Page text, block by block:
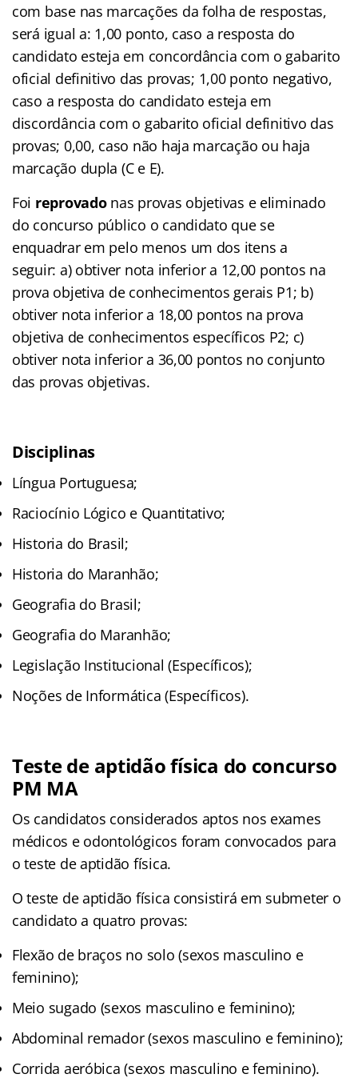
com base nas marcações da folha de respostas,
será igual a: 1,00 ponto, caso a resposta do
candidato esteja em concordância com o gabarito
oficial definitivo das provas; 1,00 ponto negativo,
caso a resposta do candidato esteja em
discordância com o gabarito oficial definitivo das
provas; 0,00, caso não haja marcação ou haja
marcação dupla (C e E).
Foi reprovadonas provas objetivas e eliminado
do concurso público o candidato que se
enquadrar em pelo menos um dos itens a
seguir: a) obtiver nota inferior a 12,00 pontos na
prova objetiva de conhecimentos gerais P1; b)
obtiver nota inferior a 18,00 pontos na prova
objetiva de conhecimentos específicos P2; c)
obtiver nota inferior a 36,00 pontos no conjunto
das provas objetivas.
Disciplinas
Língua Portuguesa;
Raciocínio Lógico e Quantitativo;
Historia do Brasil;
Historia do Maranhão;
Geografia do Brasil;
Geografia do Maranhão;
Legislação Institucional (Específicos);
Noções de Informática (Específicos).
Teste de aptidão física do concurso
PM MA
Os candidatos considerados aptos nos exames
médicos e odontológicos foram convocados para
o teste de aptidão física.
O teste de aptidão física consistirá em submeter o
candidato a quatro provas:
Flexão de braços no solo (sexos masculino e
feminino);
Meio sugado (sexos masculino e feminino);
Abdominal remador (sexos masculino e feminino);
Corrida aeróbica (sexos masculino e feminino).